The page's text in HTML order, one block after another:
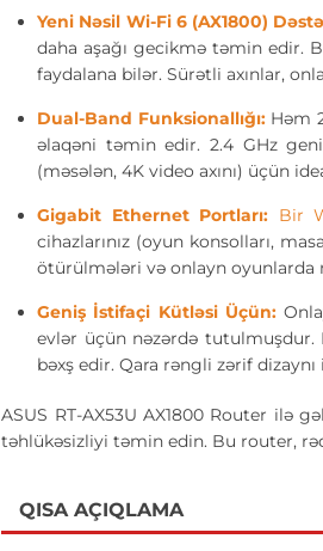
Yeni Nəsil Wi-Fi 6 (AX1800)
daha aşağı gecikmə təmin edir.
faydalana bilər. Sürətli axınlar,
Dual-Band Funksionallığı:Həm
əlaqəni təmin edir. 2.4 GHz
(məsələn, 4K video axını) üçün
Gigabit Ethernet Portları: Bir
cihazlarınız (oyun konsolları,
ötürülmələri və onlayn
Geniş İstifaçi Kütləsi Üçün:
evlər üçün nəzərdə tutulmuşdur.
bəxş edir. Qara rəngli zərif
ASUS RT-AX53U AX1800 Router ilə
təhlükəsizliyi təmin edin. Bu router,
QISA AÇIQLAMA